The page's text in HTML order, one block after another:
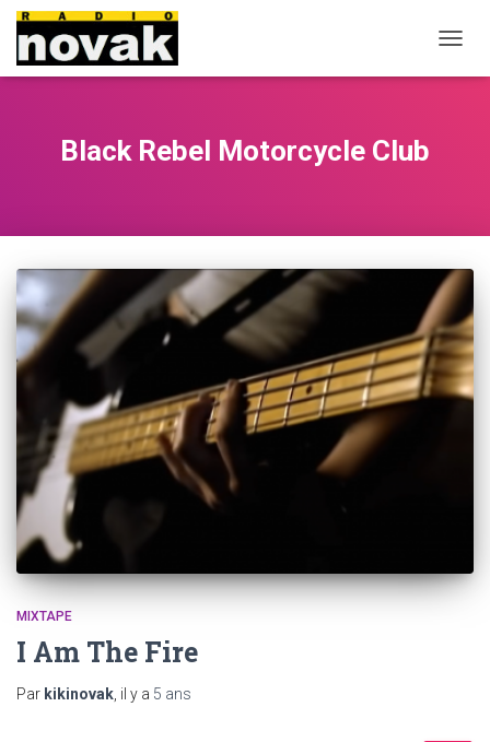
LA
Black Rebel Motorcycle Club
MIXTAPE
I Am The Fire
Par kikinovak , il y a 5 ans